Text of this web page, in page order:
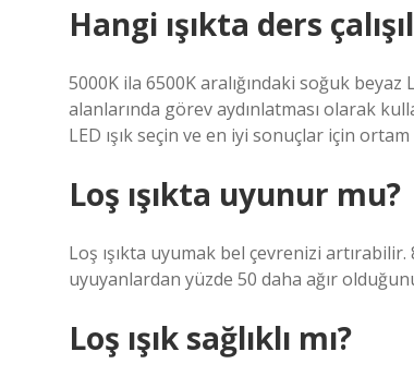
Hangi ışıkta ders
5000K ila 6500K aralığındaki soğuk beyaz
alanlarında görev aydınlatması olarak
LED ışık seçin ve en iyi sonuçlar için ortam
Loş ışıkta uyunur mu?
Loş ışıkta uyumak bel çevrenizi
uyuyanlardan yüzde 50 daha ağır
Loş ışık sağlıklı mı?